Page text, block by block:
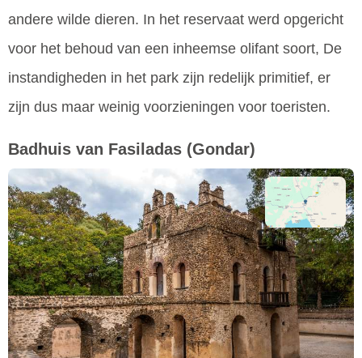
andere wilde dieren. In het reservaat werd opgericht
voor het behoud van een inheemse olifant soort, De
instandigheden in het park zijn redelijk primitief, er
zijn dus maar weinig voorzieningen voor toeristen.
Badhuis van Fasiladas (Gondar)